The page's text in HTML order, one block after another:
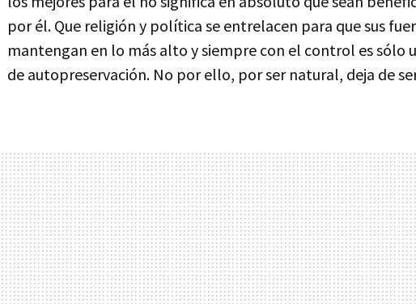
por él. Que religión y política se entrelacen para que sus
mantengan en lo más alto y siempre con el control es
de autopreservación. No por ello, por ser natural, deja de